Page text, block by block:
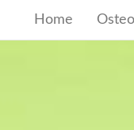
Home